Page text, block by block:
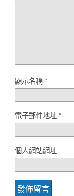
顯示名稱*
電子郵件地址*
個人網站網址